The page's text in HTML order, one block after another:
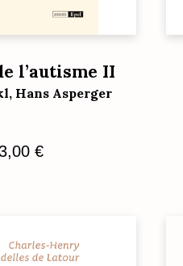
l’autisme II
Hans Asperger
€